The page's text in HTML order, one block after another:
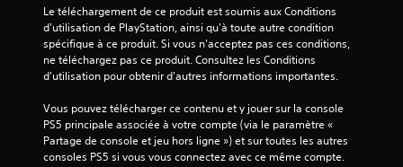
u
r
5
(
2
Le téléchargement de ce produit est soumis aux Conditions
d'utilisation de PlayStation, ainsi qu'à toute autre condition
spécifique à ce produit. Si vous n'acceptez pas ces conditions,
ne téléchargez pas ce produit. Consultez les Conditions
d'utilisation pour obtenir d'autres informations importantes.
Vous pouvez télécharger ce contenu et y jouer sur la console
PS5 principale associée à votre compte (via le paramètre «
Partage de console et jeu hors ligne ») et sur toutes les autres
consoles PS5 si vous vous connectez avec ce même compte.